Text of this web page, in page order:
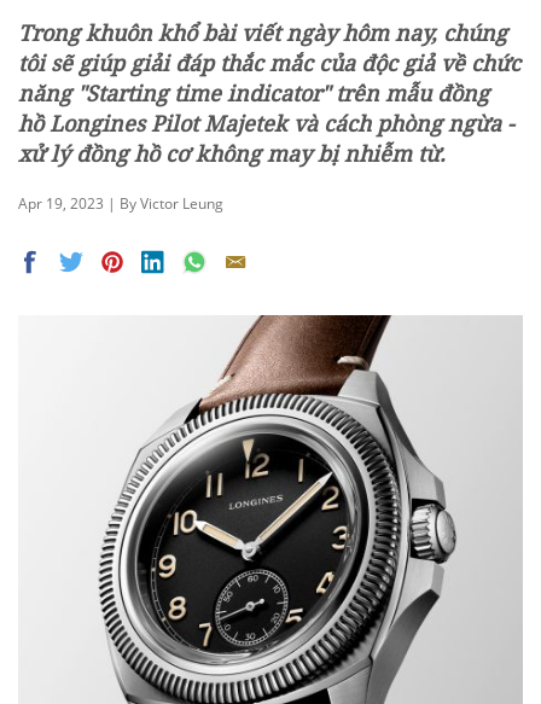
Trong khuôn khổ bài viết ngày hôm nay, chúng
tôi sẽ giúp giải đáp thắc mắc của độc giả về chức
năng "Starting time indicator" trên mẫu đồng
hồLongines Pilot Majetek và cách phòng ngừa -
xử lý đồng hồ cơ không may bị nhiễm từ.
Apr 19, 2023 | By Victor Leung